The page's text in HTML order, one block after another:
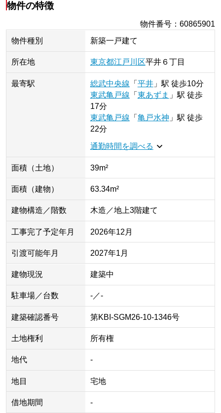
物件の特徴
物件番号 ：60865901
物件種別
新築一戸建て
所在地 東京都江戸川区平井６丁目
最寄駅 総武中央線 「 平井」 駅 徒歩10分
東武亀戸線 「 東あずま 」 駅 徒歩
17分
東武亀戸線 「 亀戸水神 」 駅 徒歩
22分
通勤時間を調べる
面積（土地） 39m²
面積（建物） 63.34m²
建物構造／階数 木造／地上3階建て
工事完了予定年月 2026年12月
引渡可能年月 2027年1月
建物現況 建築中
駐車場／台数 -／-
建築確認番号 第KBI-SGM26-10-1346号
土地権利 所有権
地代 -
地目 宅地
借地期間 -